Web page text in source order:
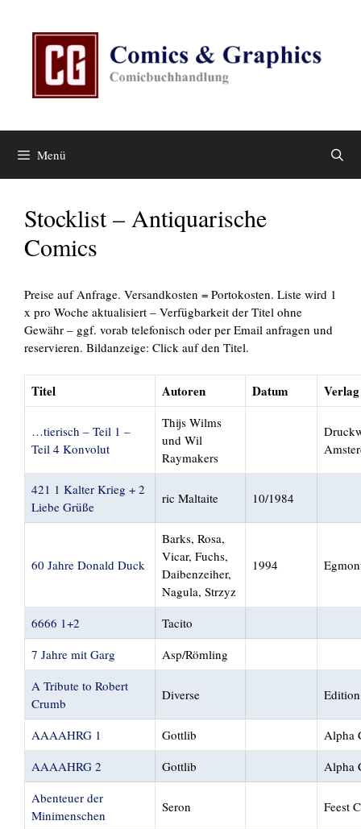
Menü
Stocklist – Antiquarische
Comics
Preise auf Anfrage. Versandkosten = Portokosten. Liste wird 1
x pro Woche aktualisiert – Verfügbarkeit der Titel ohne
Gewähr – ggf. vorab telefonisch oder per Email anfragen und
reservieren. Bildanzeige: Click auf den Titel.
Titel Autoren Datum Verlag
…tierisch – Teil 1 –
Teil 4 Konvolut
Thijs Wilms
und Wil
Raymakers
421 1 Kalter Krieg + 2
Liebe Grüße
ric Maltaite 10/1984
60 Jahre Donald Duck
Barks, Rosa,
Vicar, Fuchs,
Daibenzeiher,
Nagula, Strzyz
1994
6666 1+2
Tacito
7 Jahre mit Garg
Asp/Römling
A Tribute to Robert
Crumb
Diverse
AAAAHRG 1 Gottlib
Alpha
AAAAHRG 2
Gottlib
Alpha
Abenteuer der
Minimenschen
Seron Feest